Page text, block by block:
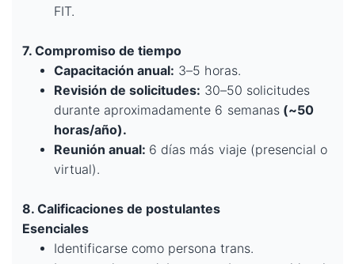
FIT.
7. Compromiso de tiempo
Capacitación anual: 3–5 horas.
Revisión de solicitudes: 30–50 solicitudes
durante aproximadamente 6 semanas(~50
horas/año).
Reunión anual: 6 días más viaje (presencial o
virtual).
8. Calificaciones de postulantes
Esenciales
Identificarse como persona trans.